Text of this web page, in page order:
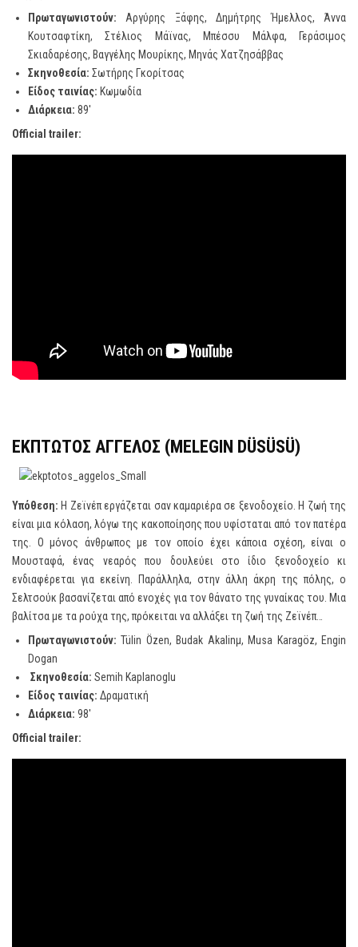
Πρωταγωνιστούν: Αργύρης Ξάφης, Δημήτρης Ήμελλος, Άννα
Κουτσαφτίκη, Στέλιος Μάϊνας, Μπέσσυ Μάλφα, Γεράσιμος
Σκιαδαρέσης, Βαγγέλης Μουρίκης, Μηνάς Χατζησάββας
Σκηνοθεσία: Σωτήρης Γκορίτσας
Είδος ταινίας: Κωμωδία
Διάρκεια: 89′
Official trailer:
ΕΚΠΤΩΤΟΣ ΑΓΓΕΛΟΣ (MELEGIN DÜSÜSÜ)
Υπόθεση: Η Ζεϊνέπ εργάζεται σαν καμαριέρα σε ξενοδοχείο. Η ζωή της
είναι μια κόλαση, λόγω της κακοποίησης που υφίσταται από τον πατέρα
της. Ο μόνος άνθρωπος με τον οποίο έχει κάποια σχέση, είναι ο
Μουσταφά, ένας νεαρός που δουλεύει στο ίδιο ξενοδοχείο κι
ενδιαφέρεται για εκείνη. Παράλληλα, στην άλλη άκρη της πόλης, ο
Σελτσούκ βασανίζεται από ενοχές για τον θάνατο της γυναίκας του. Μια
βαλίτσα με τα ρούχα της, πρόκειται να αλλάξει τη ζωή της Ζεϊνέπ…
Πρωταγωνιστούν: Tülin Özen, Budak Akalinμ, Musa Karagöz, Engin
Dogan
Σκηνοθεσία: Semih Kaplanoglu
Είδος ταινίας: Δραματική
Διάρκεια: 98′
Official trailer: